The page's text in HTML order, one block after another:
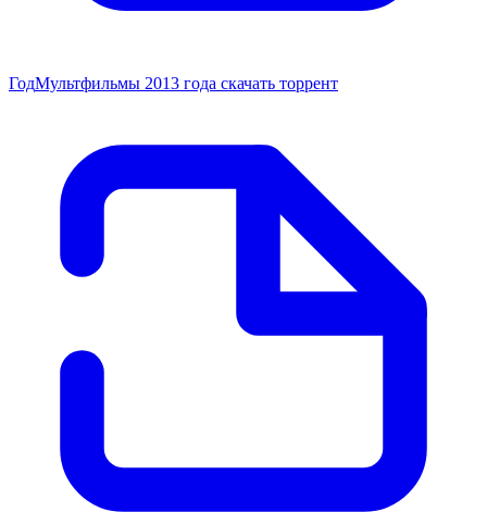
ГодМультфильмы 2013 года скачать торрент